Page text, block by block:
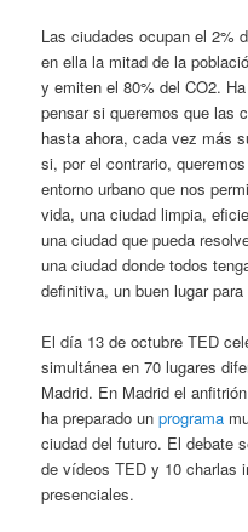
Las ciudades ocupan el 2%
en ella la mitad de la
y emiten el 80% del CO2.
pensar si queremos que las
hasta ahora, cada vez más
si, por el contrario,
entorno urbano que nos
vida, una ciudad limpia,
una ciudad que pueda
una ciudad donde todos
definitiva, un buen lugar para
El día 13 de octubre TED
simultánea en 70 lugares
Madrid. En Madrid el
ha preparado unprograma
ciudad del futuro. El debate
de vídeos TED y 10 charlas
presenciales.